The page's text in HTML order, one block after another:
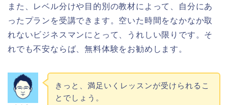
また、レベル分けや目的別の教材によって、自分にあ
ったプランを受講できます。空いた時間をなかなか取
れないビジネスマンにとって、うれしい限りです。そ
れでも不安ならば、無料体験をお勧めします。
きっと、満足いくレッスンが受けられるこ
とでしょう。